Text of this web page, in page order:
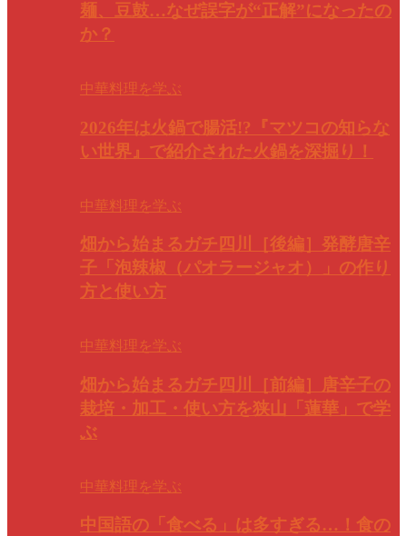
麺、豆鼓…なぜ誤字が“正解”になったの
か？
中華料理を学ぶ
2026年は火鍋で腸活!?『マツコの知らな
い世界』で紹介された火鍋を深掘り！
中華料理を学ぶ
畑から始まるガチ四川［後編］発酵唐辛
子「泡辣椒（パオラージャオ）」の作り
方と使い方
中華料理を学ぶ
畑から始まるガチ四川［前編］唐辛子の
栽培・加工・使い方を狭山「蓮華」で学
ぶ
中華料理を学ぶ
中国語の「食べる」は多すぎる…！食の